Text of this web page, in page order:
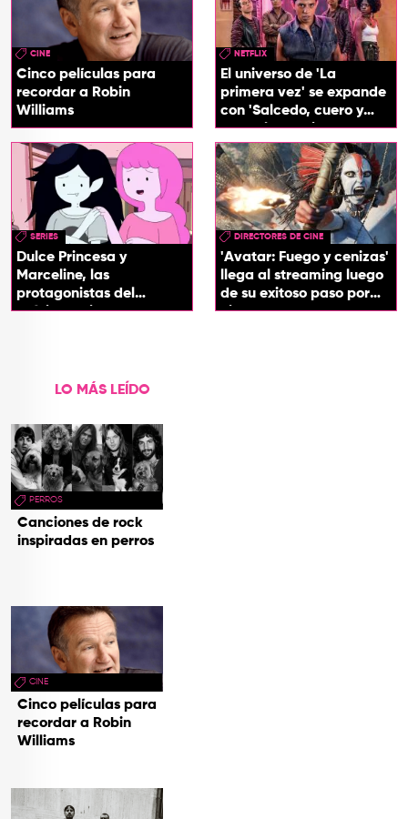
CINE
Cinco películas para
recordar a Robin
Williams
NETFLIX
El universo de 'La
primera vez' se expande
con 'Salcedo, cuero y
boogaloo', spin off
SERIES
Dulce Princesa y
Marceline, las
protagonistas del
próximo spin-off de 'Hora
DIRECTORES DE CINE
'Avatar: Fuego y cenizas'
llega al streaming luego
de su exitoso paso por
cines
LO MÁS LEÍDO
PERROS
Canciones de rock
inspiradas en perros
CINE
Cinco películas para
recordar a Robin
Williams